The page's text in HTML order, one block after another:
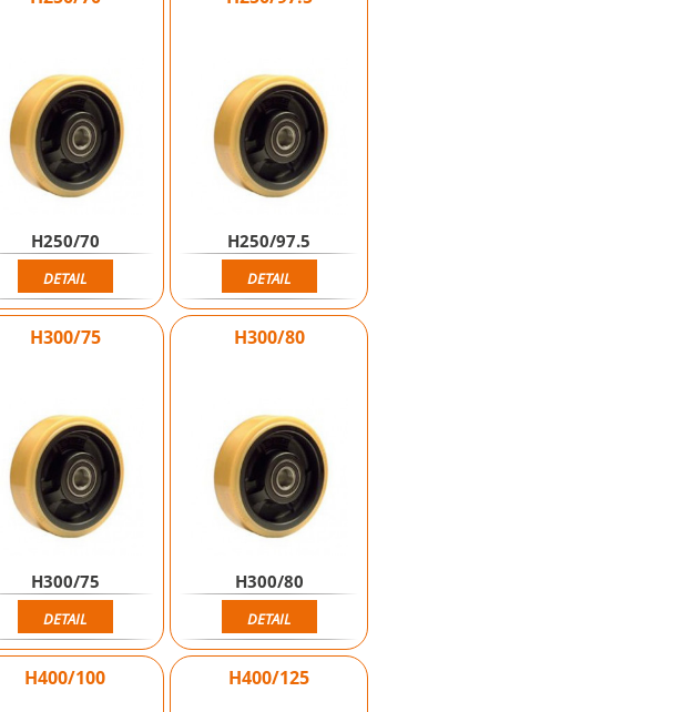
H250/70
DETAIL
H250/97.5
DETAIL
H300/75
H300/75
DETAIL
H300/80
H300/80
DETAIL
H400/100 H400/125